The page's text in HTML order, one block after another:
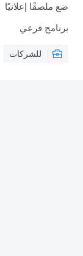
ضع ملصقًا إعلانيًا
برنامج فرعي
للشركات